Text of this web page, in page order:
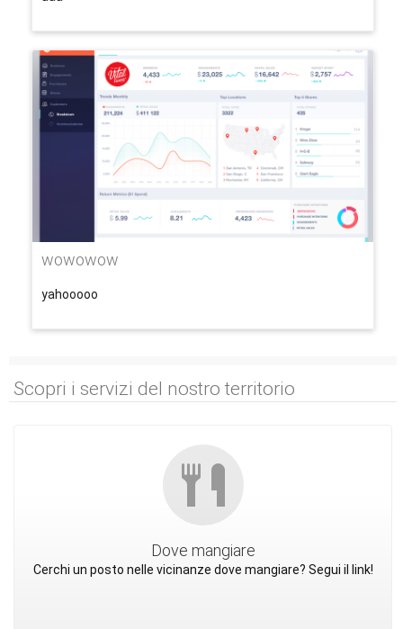
wowowow
yahooooo
Scopri i servizi del nostro territorio
Dove mangiare
Cerchi un posto nelle vicinanze dove mangiare? Segui il link!